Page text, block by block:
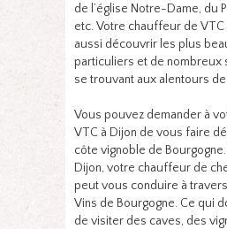
de l’église Notre-Dame, du
etc. Votre chauffeur de
aussi découvrir les plus
particuliers et de nombreux
se trouvant aux alentours
Vous pouvez demander à
VTC à Dijon de vous faire
côte vignoble de
Dijon, votre chauffeur de
peut vous conduire à
Vins de Bourgogne. Ce qui
de visiter des caves, des